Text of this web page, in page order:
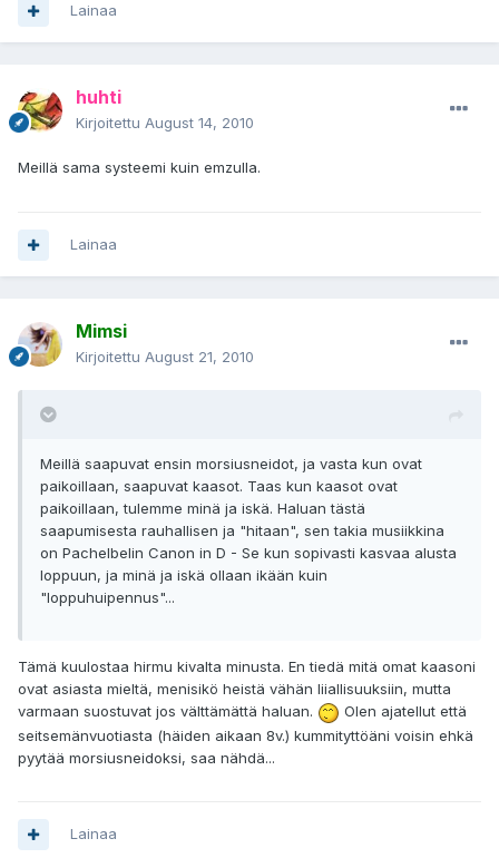
Lainaa
huhti
Kirjoitettu August 14, 2010
Meillä sama systeemi kuin emzulla.
Lainaa
Mimsi
Kirjoitettu August 21, 2010
Meillä saapuvat ensin morsiusneidot, ja vasta kun ovat
paikoillaan, saapuvat kaasot. Taas kun kaasot ovat
paikoillaan, tulemme minä ja iskä. Haluan tästä
saapumisesta rauhallisen ja "hitaan", sen takia musiikkina
on Pachelbelin Canon in D - Se kun sopivasti kasvaa alusta
loppuun, ja minä ja iskä ollaan ikään kuin
"loppuhuipennus"...
Tämä kuulostaa hirmu kivalta minusta. En tiedä mitä omat kaasoni
ovat asiasta mieltä, menisikö heistä vähän liiallisuuksiin, mutta
varmaan suostuvat jos välttämättä haluan.
Olen ajatellut että
seitsemänvuotiasta (häiden aikaan 8v.) kummityttöäni voisin ehkä
pyytää morsiusneidoksi, saa nähdä...
Lainaa